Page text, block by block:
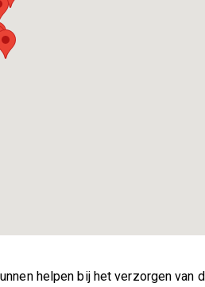
helpen bij het verzorgen van